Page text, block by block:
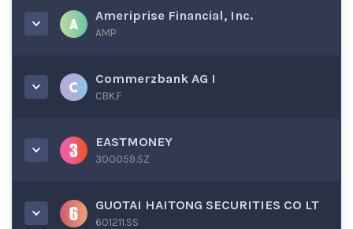
Ameriprise Financial, Inc.
AMP
Commerzbank AG I
CBK.F
EASTMONEY
300059.SZ
GUOTAI HAITONG SECURITIES CO LT
601211.SS